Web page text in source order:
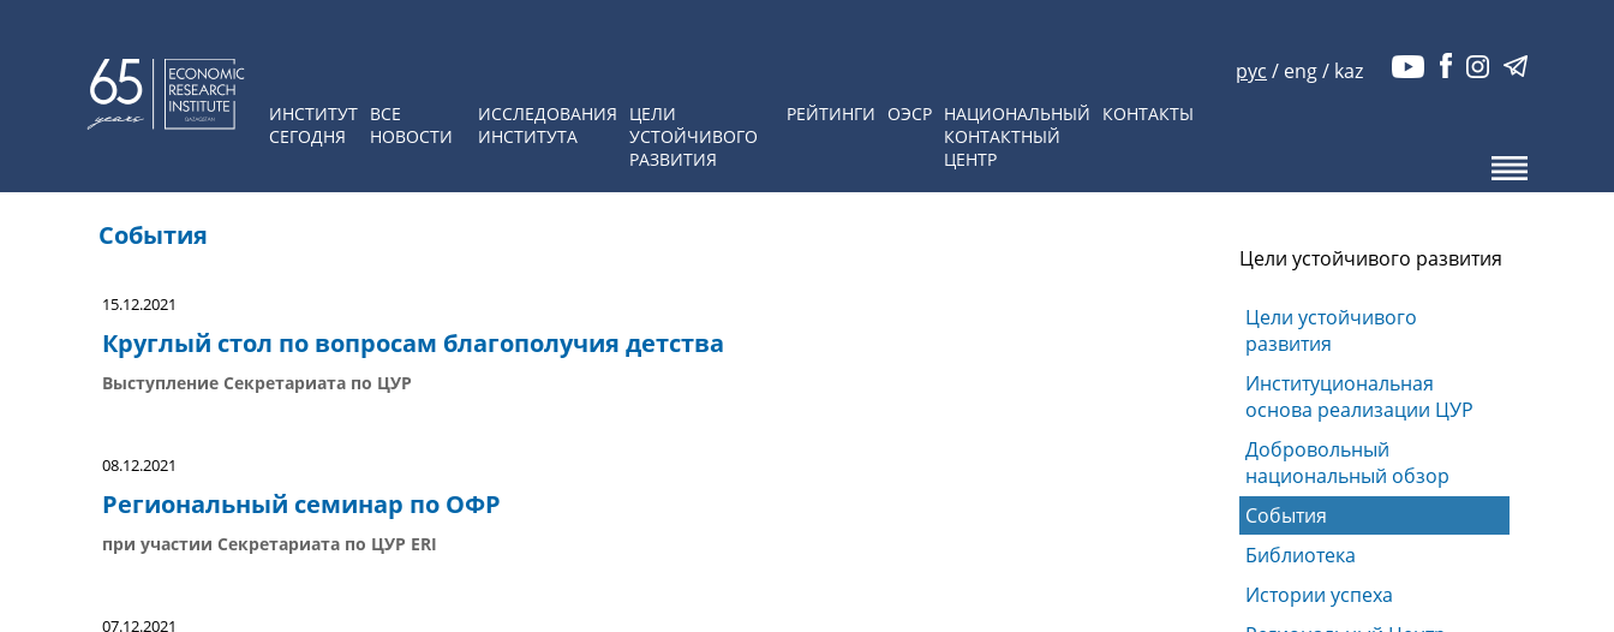
ИНСТИТУТ
СЕГОДНЯ
ВСЕ
НОВОСТИ
ИССЛЕДОВАНИЯ
ИНСТИТУТА
ЦЕЛИ
УСТОЙЧИВОГО
РАЗВИТИЯ
РЕЙТИНГИ ОЭСР НАЦИОНАЛЬНЫЙ
КОНТАКТНЫЙ
ЦЕНТР
КОНТАКТЫ
рус / eng/ kaz
События
15.12.2021
Круглый стол по вопросам благополучия детства
Выступление Секретариата по ЦУР
08.12.2021
Региональный семинар по ОФР
при участии Секретариата по ЦУР ERI
07.12.2021
Цели устойчивого развития
Цели устойчивого
развития
Институциональная
основа реализации ЦУР
Добровольный
национальный обзор
События
Библиотека
Истории успеха